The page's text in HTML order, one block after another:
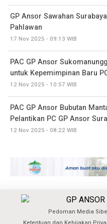
GP Ansor Sawahan
Pahlawan
17 Nov 2025 - 09:13 WIB
PAC GP Ansor
untuk Kepemimpinan Baru
12 Nov 2025 - 10:57 WIB
PAC GP Ansor Bubutan
Pelantikan PC GP Ansor
12 Nov 2025 - 08:22 WIB
Pedoman Media